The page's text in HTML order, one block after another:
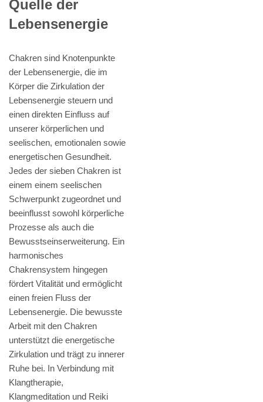
Quelle der
Lebensenergie
Chakren sind Knotenpunkte
der Lebensenergie, die im
Körper die Zirkulation der
Lebensenergie steuern und
einen direkten Einfluss auf
unserer körperlichen und
seelischen, emotionalen sowie
energetischen Gesundheit.
Jedes der sieben Chakren ist
einem einem seelischen
Schwerpunkt zugeordnet und
beeinflusst sowohl körperliche
Prozesse als auch die
Bewusstseinserweiterung. Ein
harmonisches
Chakrensystem hingegen
fördert Vitalität und ermöglicht
einen freien Fluss der
Lebensenergie. Die bewusste
Arbeit mit den Chakren
unterstützt die energetische
Zirkulation und trägt zu innerer
Ruhe bei. In Verbindung mit
Klangtherapie,
Klangmeditation und Reiki